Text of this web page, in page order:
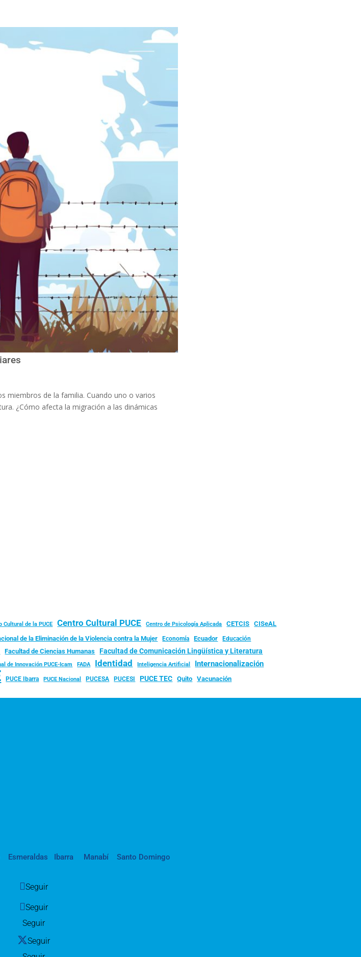
miembros de la familia. Cuando uno o varios
¿Cómo afecta la migración a las dinámicas
Cultural de la PUCE Centro Cultural PUCE Centro de Psicología Aplicada CETCIS CISeAL
de la Eliminación de la Violencia contra la Mujer Economía Ecuador
Educación
Facultad de Ciencias Humanas Facultad de Comunicación Lingüística y Literatura
de Innovación PUCE-Icam FADA Identidad Inteligencia Artificial Internacionalización
PUCE Ibarra PUCE Nacional PUCESA PUCESI PUCE TEC Quito Vacunación
Esmeraldas Ibarra Manabí Santo Domingo
Seguir
Seguir
Seguir
Seguir